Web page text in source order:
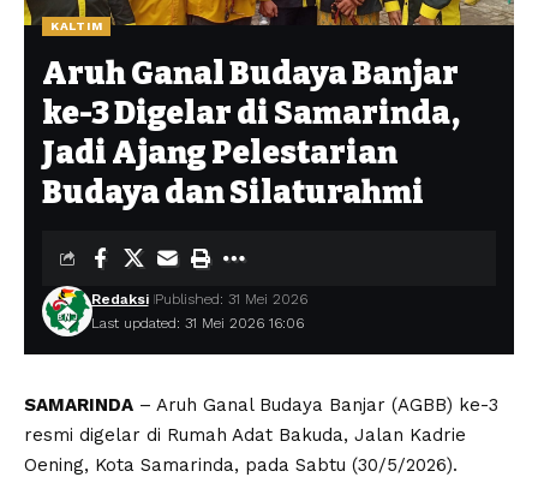
KALTIM
Aruh Ganal Budaya Banjar
ke-3 Digelar di Samarinda,
Jadi Ajang Pelestarian
Budaya dan Silaturahmi
Last updated: 31 Mei 2026 16:06
Redaksi Published: 31 Mei 2026
SAMARINDA – Aruh Ganal Budaya Banjar (AGBB) ke-3
resmi digelar di Rumah Adat Bakuda, Jalan Kadrie
Oening, Kota Samarinda, pada Sabtu (30/5/2026).